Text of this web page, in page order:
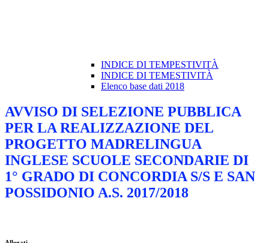
INDICE DI TEMPESTIVITÀ
INDICE DI TEMESTIVITÀ
Elenco base dati 2018
AVVISO DI SELEZIONE PUBBLICA
PER LA REALIZZAZIONE DEL
PROGETTO MADRELINGUA
INGLESE SCUOLE SECONDARIE DI
1° GRADO DI CONCORDIA S/S E SAN
POSSIDONIO A.S. 2017/2018